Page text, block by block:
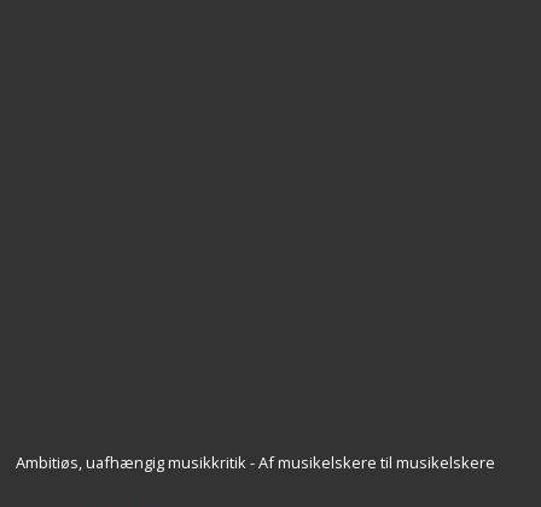
Ambitiøs, uafhængig musikkritik - Af musikelskere til musikelskere